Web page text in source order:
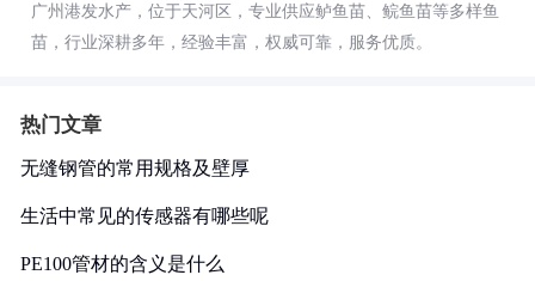
广州港发水产，位于天河区，专业供应鲈鱼苗、鲩鱼苗等多样鱼
苗，行业深耕多年，经验丰富，权威可靠，服务优质。
热门文章
无缝钢管的常用规格及壁厚
生活中常见的传感器有哪些呢
PE100管材的含义是什么